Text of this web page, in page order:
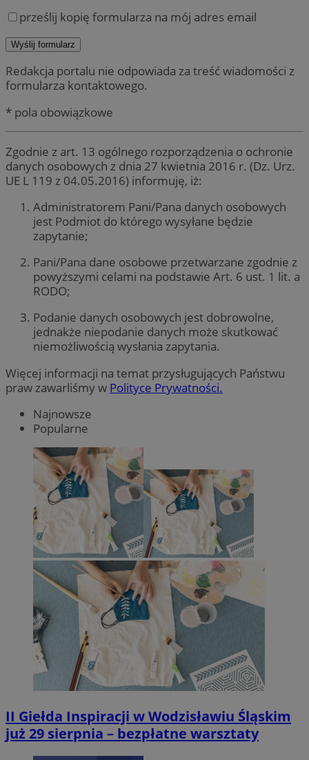
prześlij kopię formularza na mój adres email
Redakcja portalu nie odpowiada za treść wiadomości z
formularza kontaktowego.
* pola obowiązkowe
Zgodnie z art. 13 ogólnego rozporządzenia o ochronie
danych osobowych z dnia 27 kwietnia 2016 r. (Dz. Urz.
UE L 119 z 04.05.2016) informuję, iż:
Administratorem Pani/Pana danych osobowych
jest Podmiot do którego wysyłane będzie
zapytanie;
Pani/Pana dane osobowe przetwarzane zgodnie z
powyższymi celami na podstawie Art. 6 ust. 1 lit. a
RODO;
Podanie danych osobowych jest dobrowolne,
jednakże niepodanie danych może skutkować
niemożliwością wysłania zapytania.
Więcej informacji na temat przysługujących Państwu
praw zawarliśmy w Polityce Prywatności.
Najnowsze
Popularne
II Giełda Inspiracji w Wodzisławiu Śląskim
już 29 sierpnia – bezpłatne warsztaty